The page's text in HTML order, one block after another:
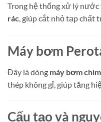
Trong hệ thống xử lý nước
rác, giúp cắt nhỏ tạp chất
Máy bơm
Đây là dòng máy bơm
thép không gỉ, giúp tăng
Cấu tạo và